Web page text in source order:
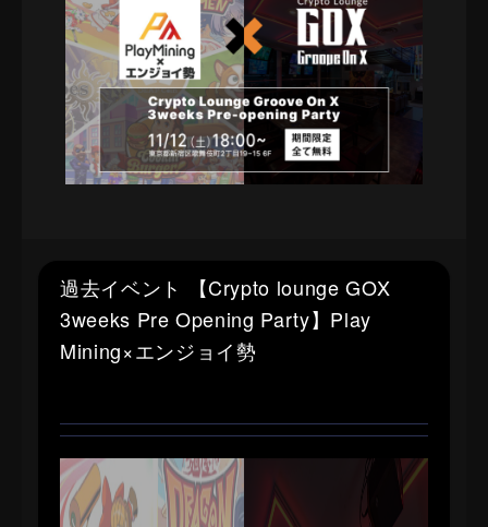
過去イベント 【Crypto lounge GOX
3weeks Pre Opening Party】Play
Mining×エンジョイ勢